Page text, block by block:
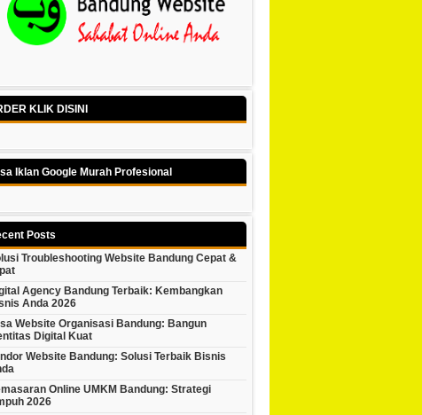
KLIK DISINI
Iklan Google Murah Profesional
Posts
Troubleshooting Website Bandung Cepat &
Agency Bandung Terbaik: Kembangkan
Anda 2026
Website Organisasi Bandung: Bangun
Digital Kuat
Website Bandung: Solusi Terbaik Bisnis
Online UMKM Bandung: Strategi
2026